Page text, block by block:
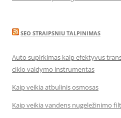
SEO STRAIPSNIU TALPINIMAS
Auto supirkimas kaip efektyvus
ciklo valdymo instrumentas
Kaip veikia atbulinis osmosas
Kaip veikia vandens nugeležinimo